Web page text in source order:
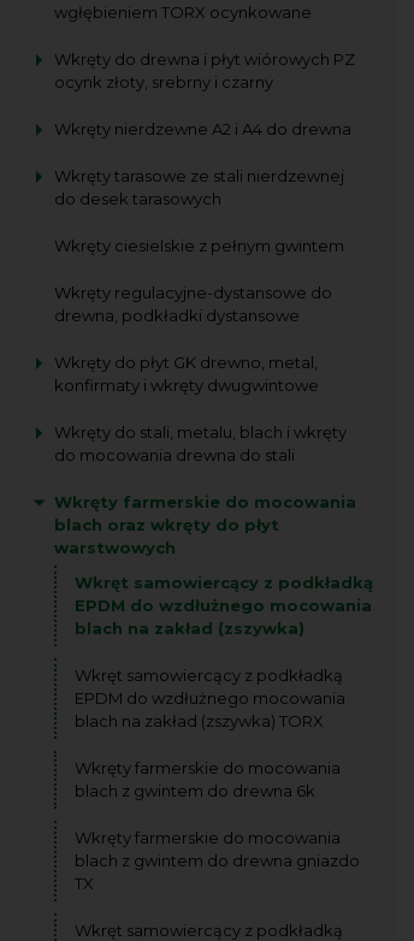
wgłębieniem TORX ocynkowane
Wkręty do drewna i płyt wiórowych PZ
ocynk złoty, srebrny i czarny
Wkręty nierdzewne A2 i A4 do drewna
Wkręty tarasowe ze stali nierdzewnej
do desek tarasowych
Wkręty ciesielskie z pełnym gwintem
Wkręty regulacyjne-dystansowe do
drewna, podkładki dystansowe
Wkręty do płyt GK drewno, metal,
konfirmaty i wkręty dwugwintowe
Wkręty do stali, metalu, blach i wkręty
do mocowania drewna do stali
Wkręty farmerskie do mocowania
blach oraz wkręty do płyt
warstwowych
Wkręt samowiercący z podkładką
EPDM do wzdłużnego mocowania
blach na zakład (zszywka)
Wkręt samowiercący z podkładką
EPDM do wzdłużnego mocowania
blach na zakład (zszywka) TORX
Wkręty farmerskie do mocowania
blach z gwintem do drewna 6k
Wkręty farmerskie do mocowania
blach z gwintem do drewna gniazdo
TX
Wkręt samowiercący z podkładką